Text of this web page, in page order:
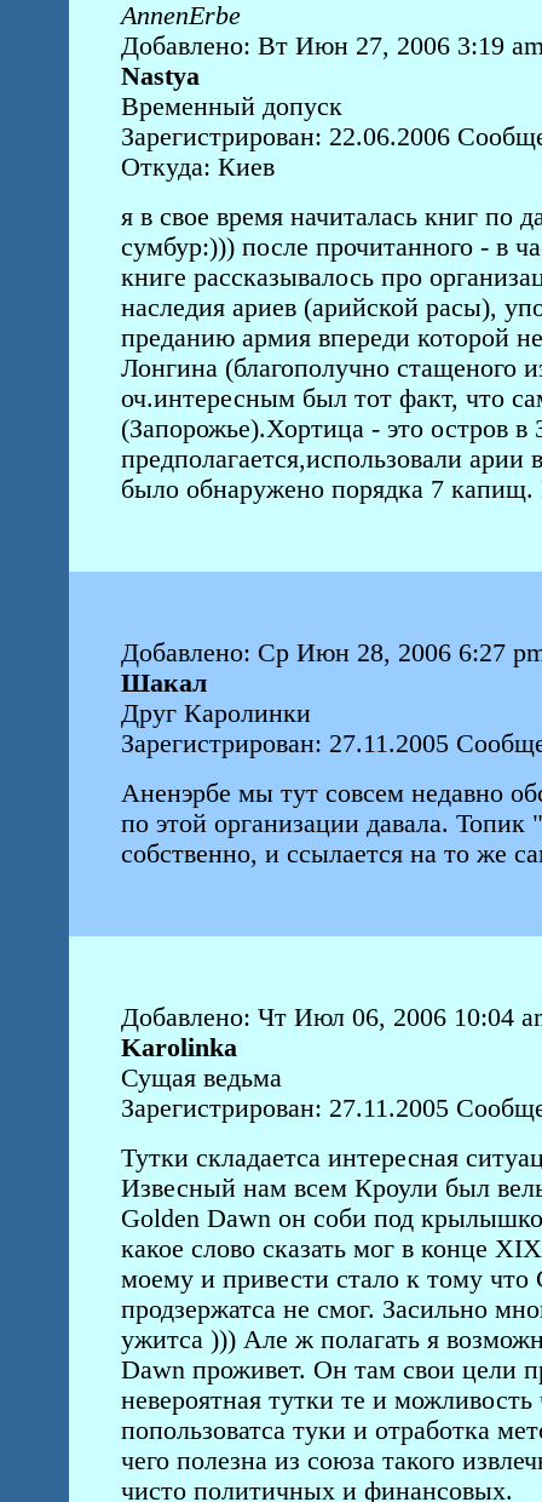
AnnenErbe
Добавлено: Вт Июн 27, 2006 3:19
Nastya
Временный допуск
Зарегистрирован: 22.06.2006
Откуда: Киев
я в свое время начиталась книг по
сумбур:))) после прочитанного - в
книге рассказывалось про
наследия ариев (арийской расы),
преданию армия впереди которой
Лонгина (благополучно стащеного
оч.интересным был тот факт, что
(Запорожье).Хортица - это остров в
предполагается,использовали
было обнаружено порядка 7
Добавлено: Ср Июн 28, 2006 6:27
Шакал
Друг Каролинки
Зарегистрирован: 27.11.2005
Аненэрбе мы тут совсем недавно
по этой организации давала.
собственно, и ссылается на то же
Добавлено: Чт Июл 06, 2006 10:04
Karolinka
Сущая ведьма
Зарегистрирован: 27.11.2005
Тутки складаетса интересная
Извесный нам всем Кроули был
Golden Dаwn он соби под крылышко
какое слово сказать мог в конце
моему и привести стало к тому что
продзержатса не смог. Засильно
ужитса ))) Але ж полагать я
Dаwn проживет. Он там свои цели
невероятная тутки те и
попользоватса туки и отработка
чего полезна из союза такого
чисто политичных и финансовых.